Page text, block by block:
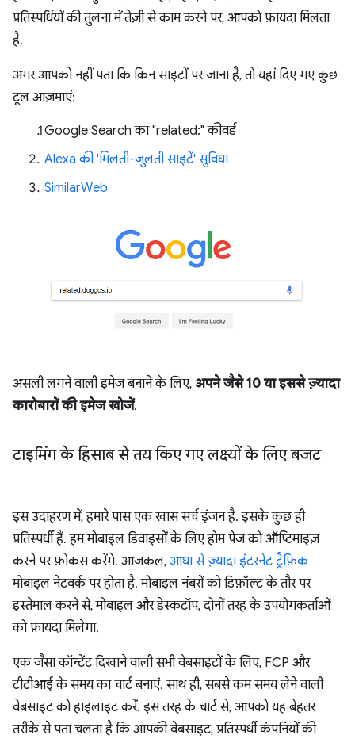
प्रतिस्पर्धियों की तुलना में तेज़ी से काम करने पर, आपको फ़ायदा मिलता
है.
अगर आपको नहीं पता कि किन साइटों पर जाना है, तो यहां दिए गए कुछ
टूल आज़माएं:
Google Search का "related:" कीवर्ड
Alexa की 'मिलती-जुलती साइटें' सुविधा
SimilarWeb
असली लगने वाली इमेज बनाने के लिए, अपने जैसे 10 या इससे ज़्यादा
कारोबारों की इमेज खोजें.
टाइमिंग के हिसाब से तय किए गए लक्ष्यों के लिए बजट
इस उदाहरण में, हमारे पास एक खास सर्च इंजन है. इसके कुछ ही
प्रतिस्पर्धी हैं. हम मोबाइल डिवाइसों के लिए होम पेज को ऑप्टिमाइज़
करने पर फ़ोकस करेंगे. आजकल, आधा से ज़्यादा इंटरनेट ट्रैफ़िक
मोबाइल नेटवर्क पर होता है. मोबाइल नंबरों को डिफ़ॉल्ट के तौर पर
इस्तेमाल करने से, मोबाइल और डेस्कटॉप, दोनों तरह के उपयोगकर्ताओं
को फ़ायदा मिलेगा.
एक जैसा कॉन्टेंट दिखाने वाली सभी वेबसाइटों के लिए, FCP और
टीटीआई के समय का चार्ट बनाएं. साथ ही, सबसे कम समय लेने वाली
वेबसाइट को हाइलाइट करें. इस तरह के चार्ट से, आपको यह बेहतर
तरीके से पता चलता है कि आपकी वेबसाइट, प्रतिस्पर्धी कंपनियों की